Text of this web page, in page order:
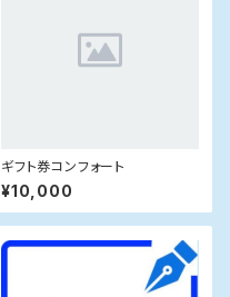
ギフト券コンフォート
¥10,000